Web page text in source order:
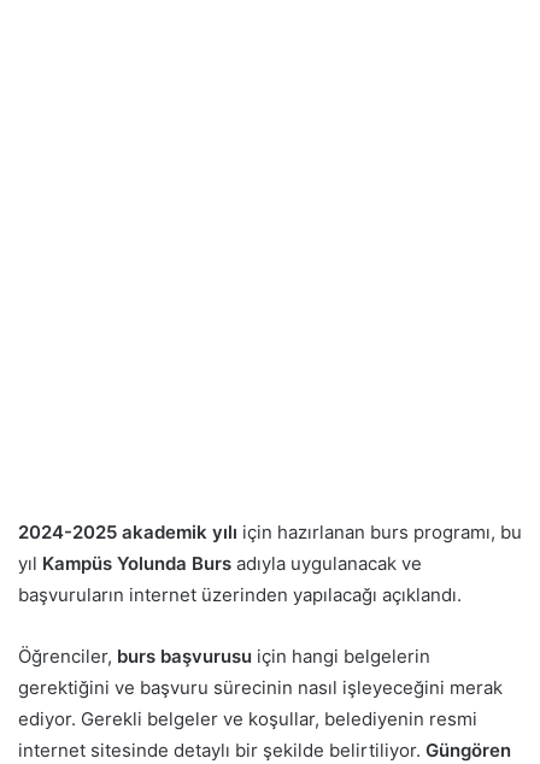
2024-2025 akademik yılı için hazırlanan burs programı, bu
yıl Kampüs Yolunda Burs adıyla uygulanacak ve
başvuruların internet üzerinden yapılacağı açıklandı.
Öğrenciler, burs başvurusu için hangi belgelerin
gerektiğini ve başvuru sürecinin nasıl işleyeceğini merak
ediyor. Gerekli belgeler ve koşullar, belediyenin resmi
internet sitesinde detaylı bir şekilde belirtiliyor. Güngören